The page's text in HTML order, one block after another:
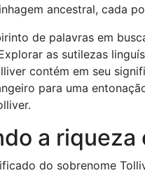
ancestral, cada
de palavras em
as sutilezas
contém em seu
para uma
a
do sobrenome